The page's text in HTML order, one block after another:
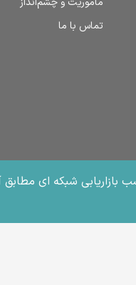
تماس با ما